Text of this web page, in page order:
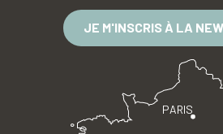
JE M'INSCRIS À LA
PARIS